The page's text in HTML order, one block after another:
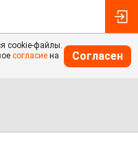
cookie-файлы.
согласие на
Согласен